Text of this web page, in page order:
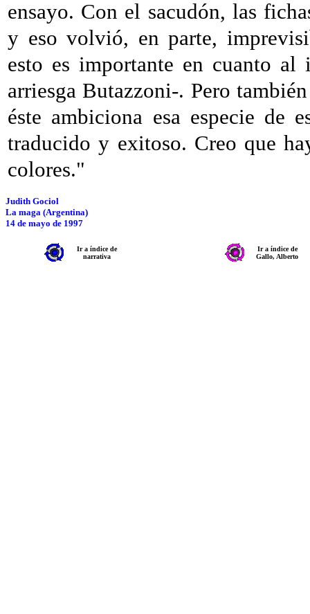
ensayo. Con el sacudón, las
y eso volvió, en parte,
esto es importante en cuanto
arriesga Butazzoni-. Pero
éste ambiciona esa especie de
traducido y exitoso. Creo que
colores."
Judith Gociol
La maga (Argentina)
14 de mayo de 1997
Ir a índice de
narrativa
Ir a índice de
Gallo, Alberto